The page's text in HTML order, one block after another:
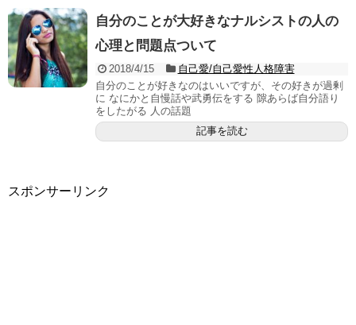
自分のことが大好きなナルシストの人の
心理と問題点ついて
2018/4/15
自己愛/自己愛性人格障害
自分のことが好きなのはいいですが、その好きが過剰
に なにかと自慢話や武勇伝をする 隙あらば自分語り
をしたがる 人の話題
記事を読む
スポンサーリンク